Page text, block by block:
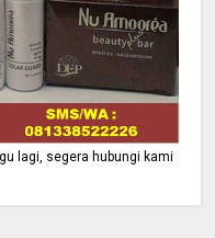
lagi, segera hubungi kami